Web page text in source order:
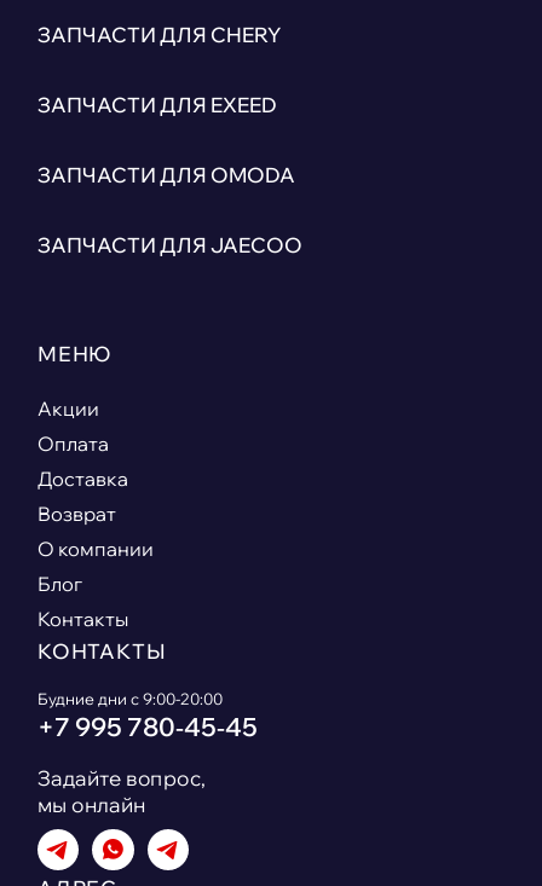
ЗАПЧАСТИ ДЛЯ CHERY
ЗАПЧАСТИ ДЛЯ EXEED
ЗАПЧАСТИ ДЛЯ OMODA
ЗАПЧАСТИ ДЛЯ JAECOO
МЕНЮ
Акции
Оплата
Доставка
Возврат
О компании
Блог
Контакты
КОНТАКТЫ
Будние дни с 9:00-20:00
+7 995 780‑45‑45
Задайте вопрос,
мы онлайн